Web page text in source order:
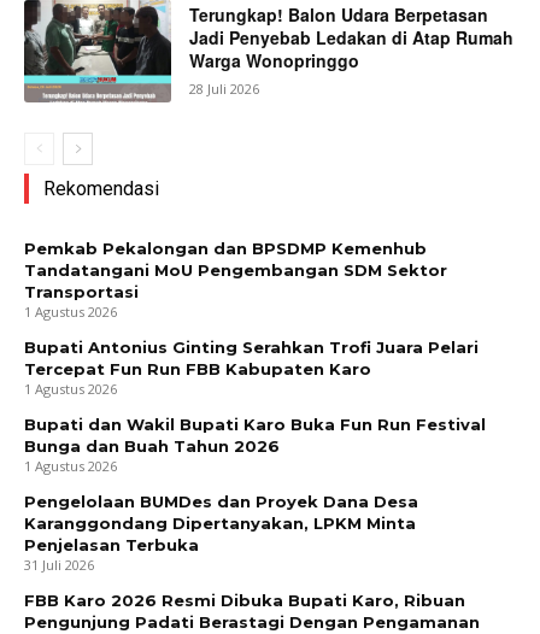
Terungkap! Balon Udara Berpetasan
Jadi Penyebab Ledakan di Atap Rumah
Warga Wonopringgo
28 Juli 2026
Rekomendasi
Pemkab Pekalongan dan BPSDMP Kemenhub
Tandatangani MoU Pengembangan SDM Sektor
Transportasi
1 Agustus 2026
Bupati Antonius Ginting Serahkan Trofi Juara Pelari
Tercepat Fun Run FBB Kabupaten Karo
1 Agustus 2026
Bupati dan Wakil Bupati Karo Buka Fun Run Festival
Bunga dan Buah Tahun 2026
1 Agustus 2026
Pengelolaan BUMDes dan Proyek Dana Desa
Karanggondang Dipertanyakan, LPKM Minta
Penjelasan Terbuka
31 Juli 2026
FBB Karo 2026 Resmi Dibuka Bupati Karo, Ribuan
Pengunjung Padati Berastagi Dengan Pengamanan